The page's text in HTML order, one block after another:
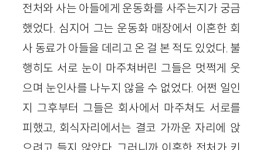
전처와 사는 아들에게 운동화를 사주는지가 궁금
했었다. 심지어 그는 운동화 매장에서 이혼한 회
사 동료가 아들을 데리고 온 걸 본 적도 있었다. 불
행히도 서로 눈이 마주쳐버린 그들은 멋쩍게 웃
으며 눈인사를 나누지 않을 수 없었다. 어쩐 일인
지 그후부터 그들은 회사에서 마주쳐도 서로를
피했고, 회식자리에서는 결코 가까운 자리에 앉